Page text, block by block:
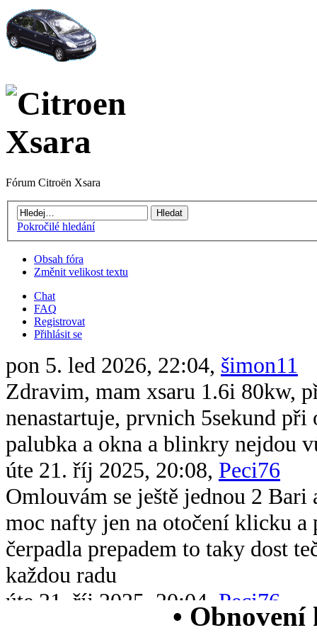
Fórum Citroën Xsara
Pokročilé hledání
Obsah fóra
Změnit velikost textu
Chat
FAQ
Registrovat
Přihlásit se
pon 5. led 2026, 22:04, šimon11
Zdravim, mam xsaru 1.6i 80kw,
nenastartuje, prvnich 5sekund
palubka a okna a blinkry nejdou
úte 21. říj 2025, 20:08, Peci76
Omlouvám se ještě jednou 2 Bari
moc nafty jen na otočení klicku a
čerpadla prepadem to taky dost
každou radu
úte 21. říj 2025, 20:04,Peci76
Dobrý večer všem chtěl bych se
•